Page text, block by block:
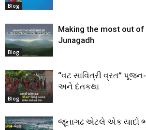
Blog
Blog
Making the most out of
Junagadh
Blog
“વટ સાવિત્રી વ્રત”
અને દંતકથા
જૂનાગઢ એટલે એક યાદો